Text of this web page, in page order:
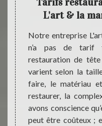
& la
bien
la
les
L'art & la
Notre entreprise
n’a pas de tarif
restauration de
varient selon la
faire, le matériau
restaurer, la
avons conscience
peut être coûteux ;